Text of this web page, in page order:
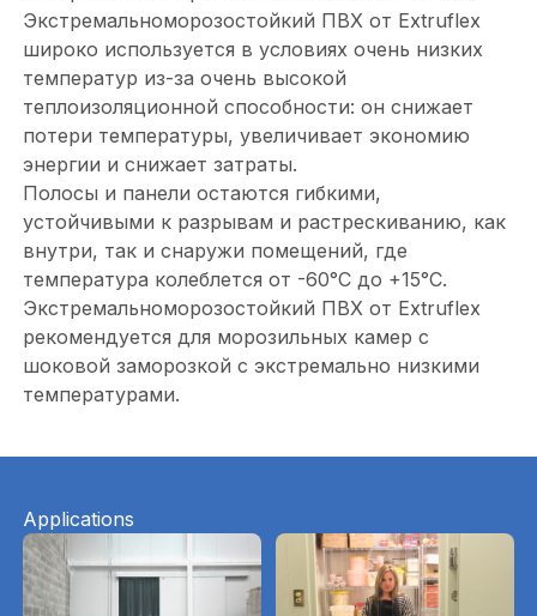
Экстремальноморозостойкий ПВХ от Extruflex
широко используется в условиях очень низких
температур из-за очень высокой
теплоизоляционной способности: он снижает
потери температуры, увеличивает экономию
энергии и снижает затраты.
Полосы и панели остаются гибкими,
устойчивыми к разрывам и растрескиванию, как
внутри, так и снаружи помещений, где
температура колеблется от -60°C до +15°C.
Экстремальноморозостойкий ПВХ от Extruflex
рекомендуется для морозильных камер с
шоковой заморозкой с экстремально низкими
температурами.
Applications